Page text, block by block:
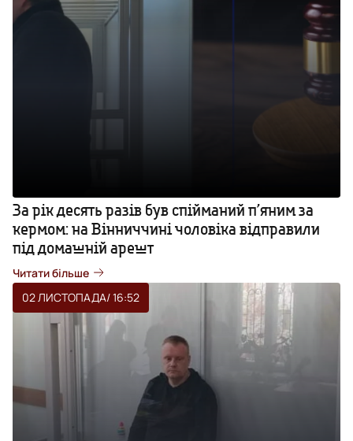
За рік десять разів був спійманий п’яним за
кермом: на Вінниччині чоловіка відправили
під домашній арешт
Читати більше
02 ЛИСТОПАДА/ 16:52